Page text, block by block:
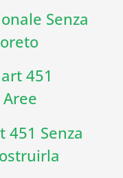
Senza
451
451 Senza